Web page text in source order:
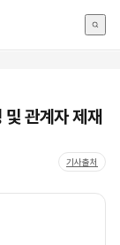
관계자 제재
기사출처